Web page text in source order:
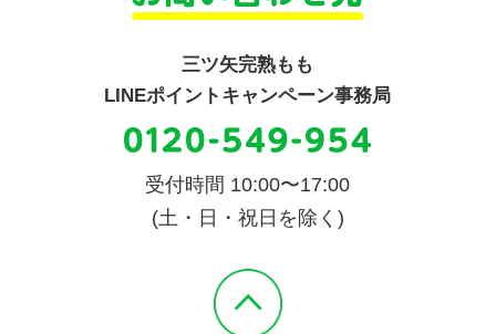
三ツ矢完熟もも
LINEポイントキャンペーン事務局
受付時間 10:00〜17:00
(土・日・祝日を除く)